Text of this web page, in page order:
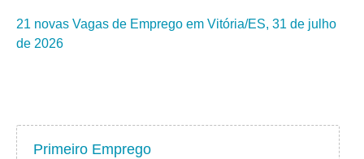
21 novas Vagas de Emprego em Vitória/ES, 31 de julho
de 2026
Primeiro Emprego